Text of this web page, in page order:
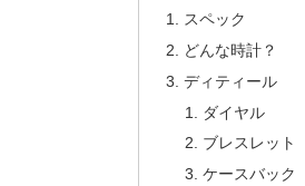
スペック
どんな時計？
ディティール
ダイヤル
ブレスレット
ケースバック